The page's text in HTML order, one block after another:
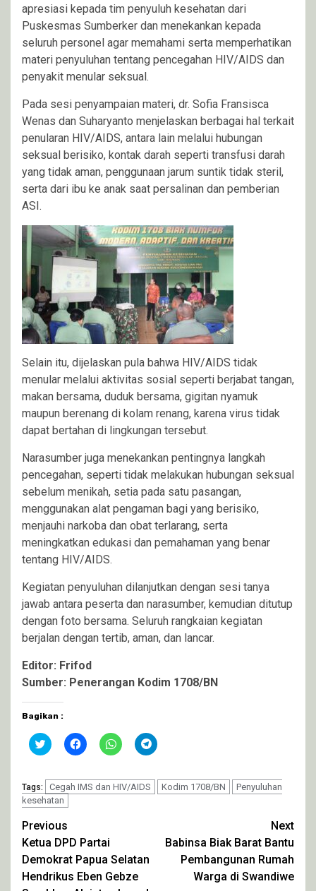
apresiasi kepada tim penyuluh kesehatan dari
Puskesmas Sumberker dan menekankan kepada
seluruh personel agar memahami serta memperhatikan
materi penyuluhan tentang pencegahan HIV/AIDS dan
penyakit menular seksual.
Pada sesi penyampaian materi, dr. Sofia Fransisca
Wenas dan Suharyanto menjelaskan berbagai hal terkait
penularan HIV/AIDS, antara lain melalui hubungan
seksual berisiko, kontak darah seperti transfusi darah
yang tidak aman, penggunaan jarum suntik tidak steril,
serta dari ibu ke anak saat persalinan dan pemberian
ASI.
Selain itu, dijelaskan pula bahwa HIV/AIDS tidak
menular melalui aktivitas sosial seperti berjabat tangan,
makan bersama, duduk bersama, gigitan nyamuk
maupun berenang di kolam renang, karena virus tidak
dapat bertahan di lingkungan tersebut.
Narasumber juga menekankan pentingnya langkah
pencegahan, seperti tidak melakukan hubungan seksual
sebelum menikah, setia pada satu pasangan,
menggunakan alat pengaman bagi yang berisiko,
menjauhi narkoba dan obat terlarang, serta
meningkatkan edukasi dan pemahaman yang benar
tentang HIV/AIDS.
Kegiatan penyuluhan dilanjutkan dengan sesi tanya
jawab antara peserta dan narasumber, kemudian ditutup
dengan foto bersama. Seluruh rangkaian kegiatan
berjalan dengan tertib, aman, dan lancar.
Editor: Frifod
Sumber: Penerangan Kodim 1708/BN
Bagikan :
Klik
untuk
Twitter(Membuka
di
jendela
yang
Klik
untuk
Facebook(Membuka
di
jendela
Klik
untuk
WhatsApp(Membuka
di
jendela
Klik
untuk
Telegram(Membuka
jendela
Tags: Cegah IMS dan HIV/AIDS Kodim 1708/BN
Penyuluhan
kesehatan
Continue
Reading
Previous
Ketua DPD Partai
Demokrat Papua Selatan
Hendrikus Eben Gebze
Next
Babinsa Biak Barat Bantu
Pembangunan Rumah
Warga di Swandiwe